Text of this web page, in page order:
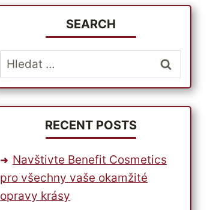
SEARCH
Vyhledávání
RECENT POSTS
Navštivte Benefit Cosmetics
pro všechny vaše okamžité
opravy krásy